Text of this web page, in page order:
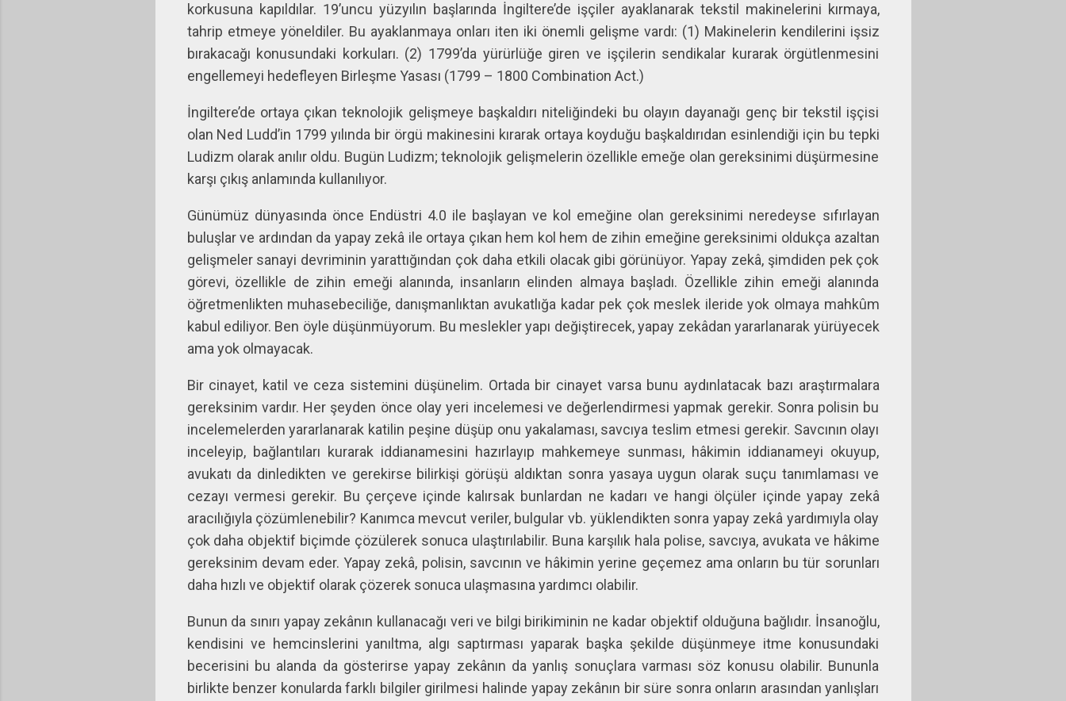
korkusuna kapıldılar. 19’uncu yüzyılın başlarında İngiltere’de işçiler ayaklanarak tekstil makinelerini kırmaya,
tahrip etmeye yöneldiler. Bu ayaklanmaya onları iten iki önemli gelişme vardı: (1) Makinelerin kendilerini işsiz
bırakacağı konusundaki korkuları. (2) 1799’da yürürlüğe giren ve işçilerin sendikalar kurarak örgütlenmesini
engellemeyi hedefleyen Birleşme Yasası (1799 – 1800 Combination Act.)
İngiltere’de ortaya çıkan teknolojik gelişmeye başkaldırı niteliğindeki bu olayın dayanağı genç bir tekstil işçisi
olan Ned Ludd’in 1799 yılında bir örgü makinesini kırarak ortaya koyduğu başkaldırıdan esinlendiği için bu tepki
Ludizm olarak anılır oldu. Bugün Ludizm; teknolojik gelişmelerin özellikle emeğe olan gereksinimi düşürmesine
karşı çıkış anlamında kullanılıyor.
Günümüz dünyasında önce Endüstri 4.0 ile başlayan ve kol emeğine olan gereksinimi neredeyse sıfırlayan
buluşlar ve ardından da yapay zekâ ile ortaya çıkan hem kol hem de zihin emeğine gereksinimi oldukça azaltan
gelişmeler sanayi devriminin yarattığından çok daha etkili olacak gibi görünüyor. Yapay zekâ, şimdiden pek çok
görevi, özellikle de zihin emeği alanında, insanların elinden almaya başladı. Özellikle zihin emeği alanında
öğretmenlikten muhasebeciliğe, danışmanlıktan avukatlığa kadar pek çok meslek ileride yok olmaya mahkûm
kabul ediliyor. Ben öyle düşünmüyorum. Bu meslekler yapı değiştirecek, yapay zekâdan yararlanarak yürüyecek
ama yok olmayacak.
Bir cinayet, katil ve ceza sistemini düşünelim. Ortada bir cinayet varsa bunu aydınlatacak bazı araştırmalara
gereksinim vardır. Her şeyden önce olay yeri incelemesi ve değerlendirmesi yapmak gerekir. Sonra polisin bu
incelemelerden yararlanarak katilin peşine düşüp onu yakalaması, savcıya teslim etmesi gerekir. Savcının olayı
inceleyip, bağlantıları kurarak iddianamesini hazırlayıp mahkemeye sunması, hâkimin iddianameyi okuyup,
avukatı da dinledikten ve gerekirse bilirkişi görüşü aldıktan sonra yasaya uygun olarak suçu tanımlaması ve
cezayı vermesi gerekir. Bu çerçeve içinde kalırsak bunlardan ne kadarı ve hangi ölçüler içinde yapay zekâ
aracılığıyla çözümlenebilir? Kanımca mevcut veriler, bulgular vb. yüklendikten sonra yapay zekâ yardımıyla olay
çok daha objektif biçimde çözülerek sonuca ulaştırılabilir. Buna karşılık hala polise, savcıya, avukata ve hâkime
gereksinim devam eder. Yapay zekâ, polisin, savcının ve hâkimin yerine geçemez ama onların bu tür sorunları
daha hızlı ve objektif olarak çözerek sonuca ulaşmasına yardımcı olabilir.
Bunun da sınırı yapay zekânın kullanacağı veri ve bilgi birikiminin ne kadar objektif olduğuna bağlıdır. İnsanoğlu,
kendisini ve hemcinslerini yanıltma, algı saptırması yaparak başka şekilde düşünmeye itme konusundaki
becerisini bu alanda da gösterirse yapay zekânın da yanlış sonuçlara varması söz konusu olabilir. Bununla
birlikte benzer konularda farklı bilgiler girilmesi halinde yapay zekânın bir süre sonra onların arasından yanlışları